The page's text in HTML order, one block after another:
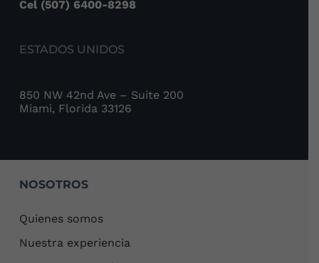
Cel (507) 6400-8298
ESTADOS UNIDOS
850 NW 42nd Ave – Suite 200
Miami, Florida 33126
NOSOTROS
Quienes somos
Nuestra experiencia